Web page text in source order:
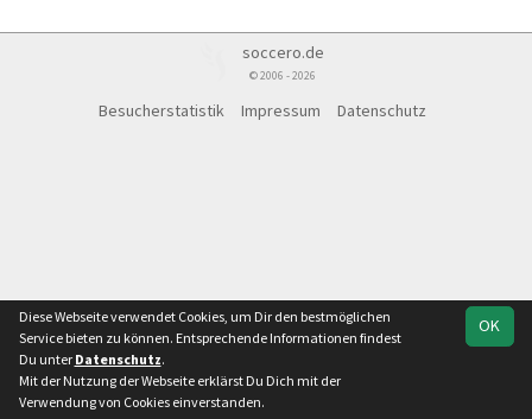
soccero.de
© 2006 - 2026
Besucherstatistik Impressum Datenschutz
OK
Diese Webseite verwendet Cookies, um Dir den bestmöglichen
Service bieten zu können. Entsprechende Informationen findest
Du unter Datenschutz.
Mit der Nutzung der Webseite erklärst Du Dich mit der
Verwendung von Cookies einverstanden.